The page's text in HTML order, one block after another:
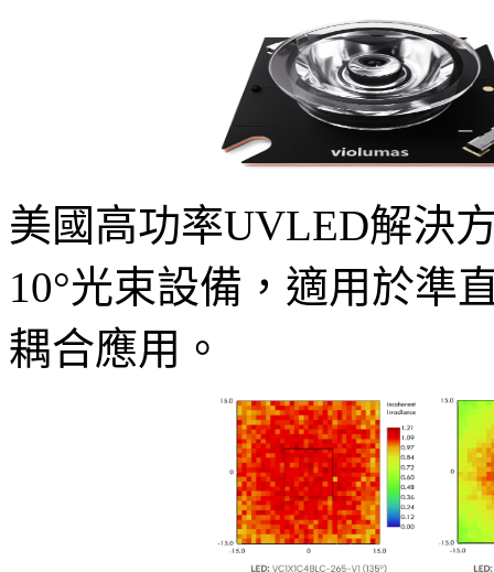
美國高功率UVLED解決
10°光束設備，適用於準
耦合應用。